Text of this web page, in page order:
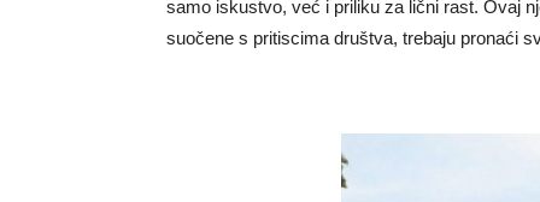
samo iskustvo, već i priliku za lični rast. Ovaj
suočene s pritiscima društva, trebaju pronaći